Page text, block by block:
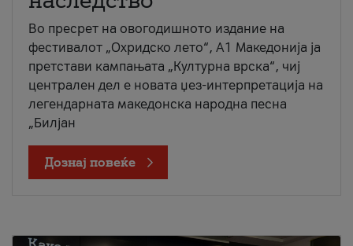
Во пресрет на овогодишното издание на
фестивалот „Охридско лето“, А1 Македонија ја
претстави кампањата „Културна врска“, чиј
централен дел е новата џез-интерпретација на
легендарната македонска народна песна
„Билјан
Дознај повеќе